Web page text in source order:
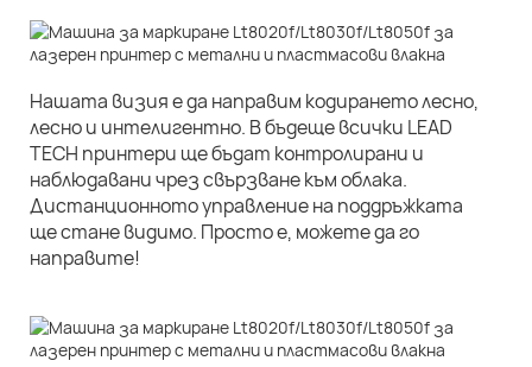
Нашата визия е да направим кодирането лесно,
лесно и интелигентно. В бъдеще всички LEAD
TECH принтери ще бъдат контролирани и
наблюдавани чрез свързване към облака.
Дистанционното управление на поддръжката
ще стане видимо. Просто е, можете да го
направите!